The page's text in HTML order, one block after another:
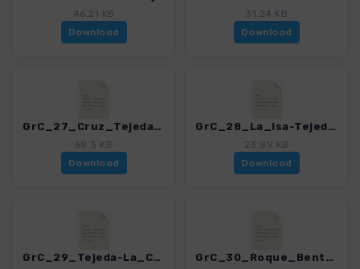
46.21 KB
Download
31.24 KB
Download
GrC_27_Cruz_Tejeda-Runde_4459_12.gpx
68.3 KB
Download
GrC_28_La_Isa-Tejeda_4459_12.gpx
23.89 KB
Download
GrC_29_Tejeda-La_Culata_4459_12.gpx GrC_30_Roque_Bentayga_4459_12.gpx